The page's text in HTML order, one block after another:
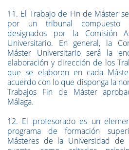
11. El Trabajo de Fin de Máster
por un tribunal compuesto
designados por la Comisión
Universitario. En general, la
Máster Universitario será la
elaboración y dirección de los
que se elaboren en cada
acuerdo con lo que disponga la
Trabajos Fin de Máster
Málaga.
12. El profesorado es un
programa de formación
Másteres de la Universidad de